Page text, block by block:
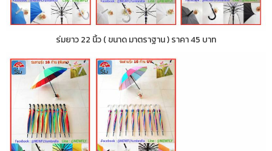
ร่มยาว 22 นิ้ว ( ขนาด มาตราฐาน ) ราคา 45 บาท